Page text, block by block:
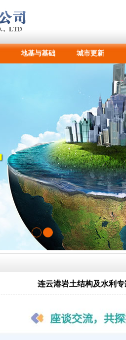
地基与基础 城市更新
连云港岩土结构及水利